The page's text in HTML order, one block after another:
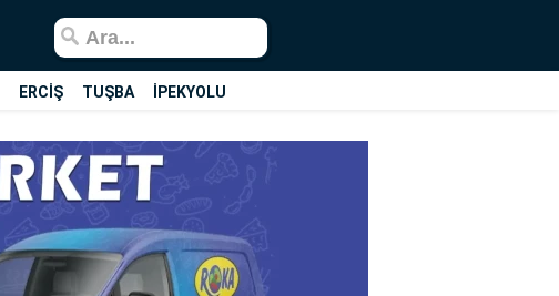
ERCİŞ TUŞBA İPEKYOLU